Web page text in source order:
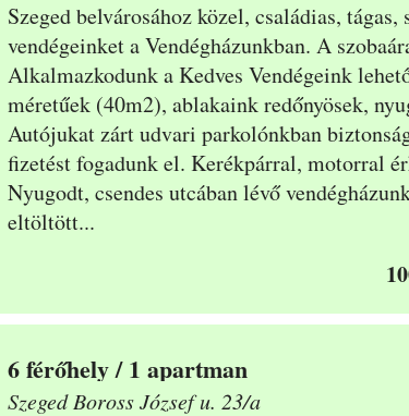
Szeged belvárosához közel, családias,
vendégeinket a Vendégházunkban. A
Alkalmazkodunk a Kedves Vendégeink
méretűek (40m2), ablakaink redőnyösek,
Autójukat zárt udvari parkolónkban
fizetést fogadunk el. Kerékpárral, motorral
Nyugodt, csendes utcában lévő
eltöltött...
6 / 1 apartman
Szeged Boross József u. 23/a